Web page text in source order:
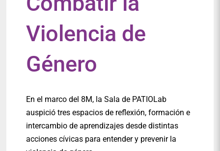
Violencia de
Género
En el marco del 8M, la Sala de PATIOLab
auspició tres espacios de reflexión, formación e
intercambio de aprendizajes desde distintas
acciones cívicas para entender y prevenir la